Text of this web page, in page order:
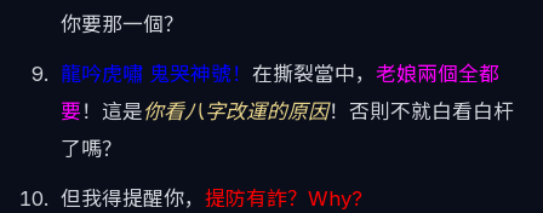
你要那一個？
龍吟虎嘯 鬼哭神號！在撕裂當中，老娘兩個全都
要 ！這是你看八字改運的原因！否則不就白看白杆
了嗎？
但我得提醒你，提防有詐？Why?